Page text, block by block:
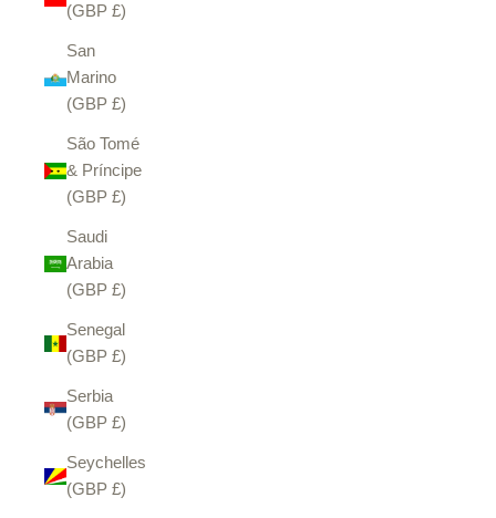
(GBP £)
San
Marino
(GBP £)
São Tomé
& Príncipe
(GBP £)
Saudi
Arabia
(GBP £)
Senegal
(GBP £)
Serbia
(GBP £)
Seychelles
(GBP £)